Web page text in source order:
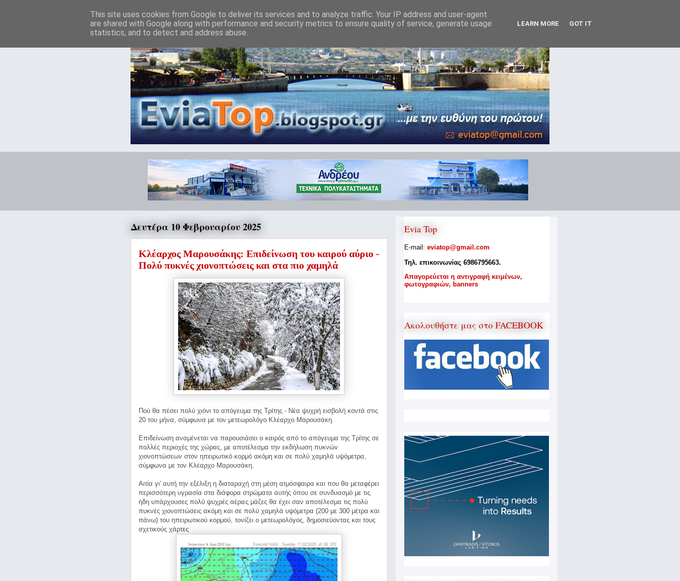
Δευτέρα 10 Φεβρουαρίου 2025
Κλέαρχος Μαρουσάκης: Επιδείνωση του καιρού αύριο -
Πολύ πυκνές χιονοπτώσεις και στα πιο χαμηλά
Πού θα πέσει πολύ χιόνι το απόγευμα της Τρίτης - Νέα ψυχρή εισβολή κοντά στις
20 του μήνα, σύμφωνα με τον μετεωρολόγο Κλέαρχο Μαρουσάκη.
Επιδείνωση αναμένεται να παρουσιάσει ο καιρός από το απόγευμα της Τρίτης σε
πολλές περιοχές της χώρας, με αποτέλεσμα την εκδήλωση πυκνών
χιονοπτώσεων στον ηπειρωτικό κορμό ακόμη και σε πολύ χαμηλά υψόμετρα,
σύμφωνα με τον Κλέαρχο Μαρουσάκη.
Αιτία γι' αυτή την εξέλιξη η διαταραχή στη μέση ατμόσφαιρα και που θα μεταφέρει
περισσότερη υγρασία στα διάφορα στρώματα αυτής όπου σε συνδυασμό με τις
ήδη υπάρχουσες πολύ ψυχρές αέριες μάζες θα έχει σαν αποτέλεσμα τις πολύ
πυκνές χιονοπτώσεις ακόμη και σε πολύ χαμηλά υψόμετρα (200 με 300 μέτρα και
πάνω) του ηπειρωτικού κορμού, τονίζει ο μετεωρολόγος, δημοσιεύοντας και τους
σχετικούς χάρτες
Evia Top
E-mail: eviatop@gmail.com
Τηλ. επικοινωνίας 6986795663.
Aπαγορεύεται η αντιγραφή κειμένων,
φωτογραφιών, banners
Ακολουθήστε μας στο FACEBOOK
This site uses cookies from Google to deliver its services and to analyze traffic. Your IP address and user-agent
are shared with Google along with performance and security metrics to ensure quality of service, generate usage
statistics, and to detect and address abuse.
LEARN MORE GOT IT